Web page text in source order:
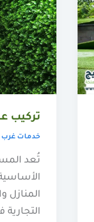
تركيب
خدمات غرب
تُعد
المنازل